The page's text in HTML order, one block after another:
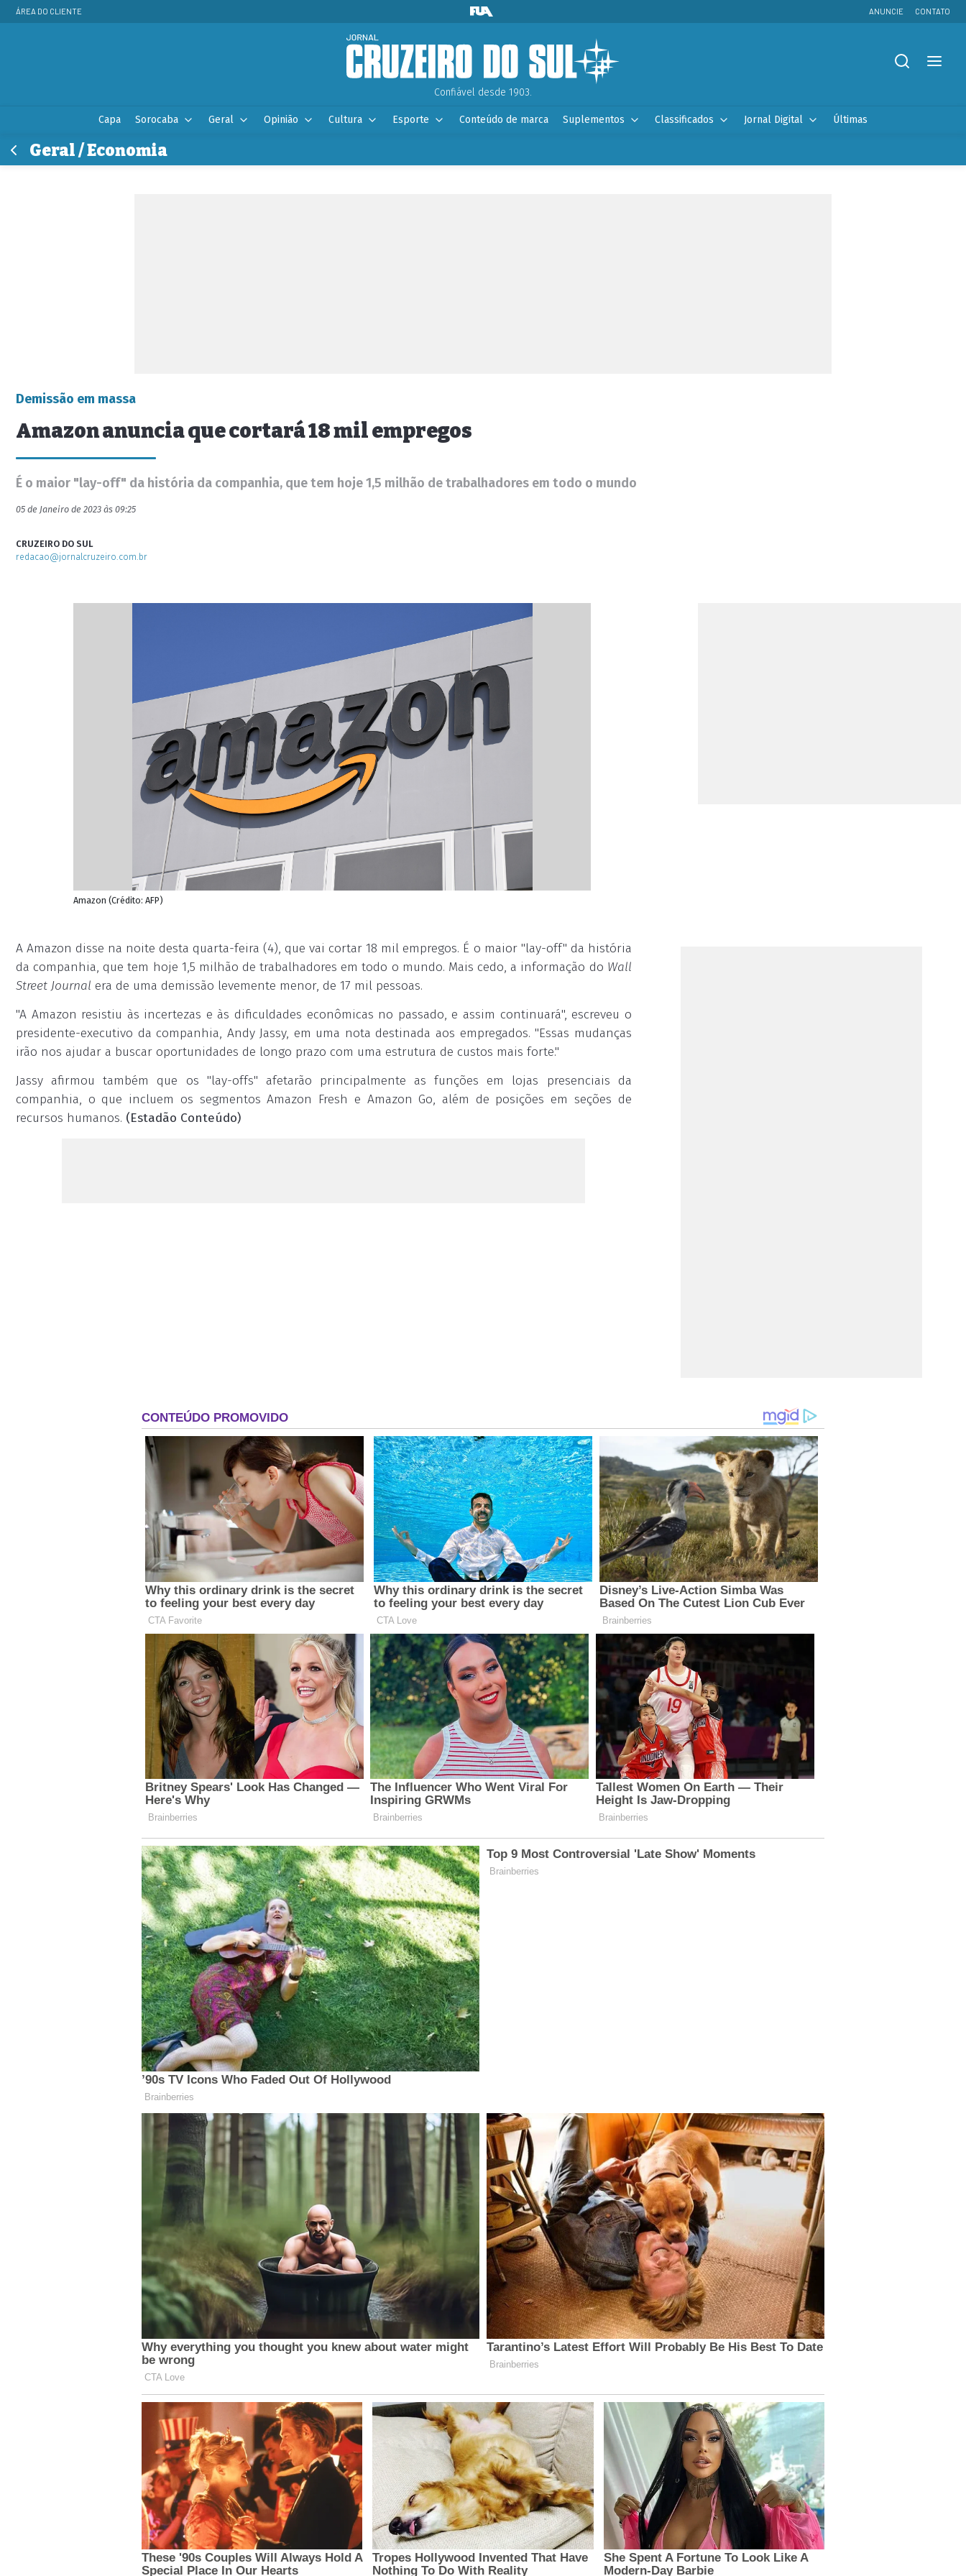
ÁREA DO CLIENTE ANUNCIE CONTATO
Confiável desde 1903.
Capa Sorocaba Geral Opinião Cultura Esporte Conteúdo de marca Suplementos Classificados Jornal Digital Últimas
Geral / Economia
Demissão em massa
Amazon anuncia que cortará 18 mil empregos
É o maior "lay-off" da história da companhia, que tem hoje 1,5 milhão de trabalhadores em todo o mundo
05 de Janeiro de 2023 às 09:25
CRUZEIRO DO SUL
redacao@jornalcruzeiro.com.br
Amazon (Crédito: AFP)
A Amazon disse na noite desta quarta-feira (4), que vai cortar 18 mil empregos. É o maior "lay-off" da história
da companhia, que tem hoje 1,5 milhão de trabalhadores em todo o mundo. Mais cedo, a informação do Wall
Street Journal era de uma demissão levemente menor, de 17 mil pessoas.
"A Amazon resistiu às incertezas e às dificuldades econômicas no passado, e assim continuará", escreveu o
presidente-executivo da companhia, Andy Jassy, em uma nota destinada aos empregados. "Essas mudanças
irão nos ajudar a buscar oportunidades de longo prazo com uma estrutura de custos mais forte."
Jassy afirmou também que os "lay-offs" afetarão principalmente as funções em lojas presenciais da
companhia, o que incluem os segmentos Amazon Fresh e Amazon Go, além de posições em seções de
recursos humanos. (Estadão Conteúdo)